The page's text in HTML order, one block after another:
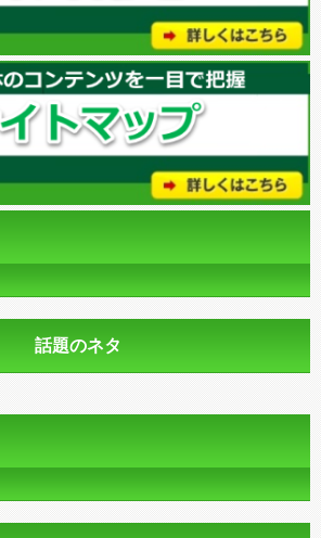
話題のネタ